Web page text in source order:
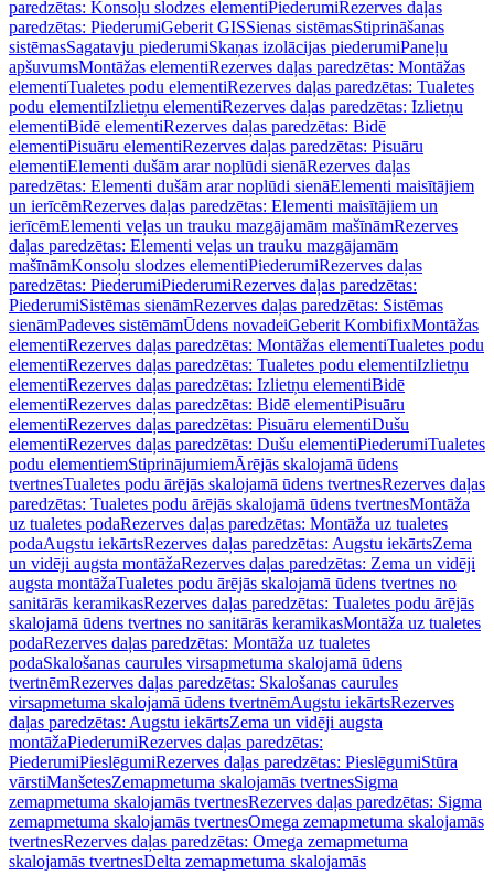
paredzētas: Konsoļu slodzes elementiPiederumiRezerves daļas
paredzētas: PiederumiGeberit GISSienas sistēmasStiprināšanas
sistēmasSagatavju piederumiSkaņas izolācijas piederumiPaneļu
apšuvumsMontāžas elementiRezerves daļas paredzētas: Montāžas
elementiTualetes podu elementiRezerves daļas paredzētas: Tualetes
podu elementiIzlietņu elementiRezerves daļas paredzētas: Izlietņu
elementiBidē elementiRezerves daļas paredzētas: Bidē
elementiPisuāru elementiRezerves daļas paredzētas: Pisuāru
elementiElementi dušām arar noplūdi sienāRezerves daļas
paredzētas: Elementi dušām arar noplūdi sienāElementi maisītājiem
un ierīcēmRezerves daļas paredzētas: Elementi maisītājiem un
ierīcēmElementi veļas un trauku mazgājamām mašīnāmRezerves
daļas paredzētas: Elementi veļas un trauku mazgājamām
mašīnāmKonsoļu slodzes elementiPiederumiRezerves daļas
paredzētas: PiederumiPiederumiRezerves daļas paredzētas:
PiederumiSistēmas sienāmRezerves daļas paredzētas: Sistēmas
sienāmPadeves sistēmāmŪdens novadeiGeberit KombifixMontāžas
elementiRezerves daļas paredzētas: Montāžas elementiTualetes podu
elementiRezerves daļas paredzētas: Tualetes podu elementiIzlietņu
elementiRezerves daļas paredzētas: Izlietņu elementiBidē
elementiRezerves daļas paredzētas: Bidē elementiPisuāru
elementiRezerves daļas paredzētas: Pisuāru elementiDušu
elementiRezerves daļas paredzētas: Dušu elementiPiederumiTualetes
podu elementiemStiprinājumiemĀrējās skalojamā ūdens
tvertnesTualetes podu ārējās skalojamā ūdens tvertnesRezerves daļas
paredzētas: Tualetes podu ārējās skalojamā ūdens tvertnesMontāža
uz tualetes podaRezerves daļas paredzētas: Montāža uz tualetes
podaAugstu iekārtsRezerves daļas paredzētas: Augstu iekārtsZema
un vidēji augsta montāžaRezerves daļas paredzētas: Zema un vidēji
augsta montāžaTualetes podu ārējās skalojamā ūdens tvertnes no
sanitārās keramikasRezerves daļas paredzētas: Tualetes podu ārējās
skalojamā ūdens tvertnes no sanitārās keramikasMontāža uz tualetes
podaRezerves daļas paredzētas: Montāža uz tualetes
podaSkalošanas caurules virsapmetuma skalojamā ūdens
tvertnēmRezerves daļas paredzētas: Skalošanas caurules
virsapmetuma skalojamā ūdens tvertnēmAugstu iekārtsRezerves
daļas paredzētas: Augstu iekārtsZema un vidēji augsta
montāžaPiederumiRezerves daļas paredzētas:
PiederumiPieslēgumiRezerves daļas paredzētas: PieslēgumiStūra
vārstiManšetesZemapmetuma skalojamās tvertnesSigma
zemapmetuma skalojamās tvertnesRezerves daļas paredzētas: Sigma
zemapmetuma skalojamās tvertnesOmega zemapmetuma skalojamās
tvertnesRezerves daļas paredzētas: Omega zemapmetuma
skalojamās tvertnesDelta zemapmetuma skalojamās